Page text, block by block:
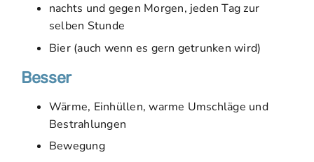
nachts und gegen Morgen, jeden Tag zur
selben Stunde
Bier (auch wenn es gern getrunken wird)
Besser
Wärme, Einhüllen, warme Umschläge und
Bestrahlungen
Bewegung